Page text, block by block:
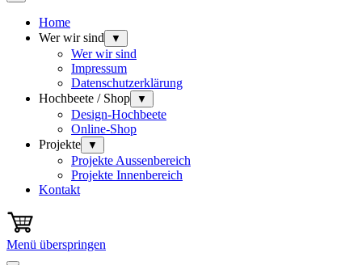
Home
Wer wir sind
▼
Wer wir sind
Impressum
Datenschutzerklärung
Hochbeete / Shop
▼
Design-Hochbeete
Online-Shop
Projekte
▼
Projekte Aussenbereich
Projekte Innenbereich
Kontakt
Menü überspringen